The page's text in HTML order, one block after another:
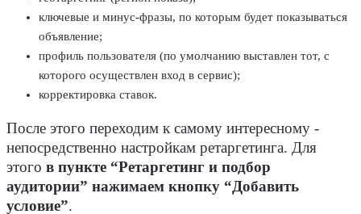
ключевые и минус-фразы, по которым будет показываться
объявление;
профиль пользователя (по умолчанию выставлен тот, с
которого осуществлен вход в сервис);
корректировка ставок.
После этого переходим к самому интересному -
непосредственно настройкам ретаргетинга. Для
этого в пункте “Ретаргетинг и подбор
аудитории” нажимаем кнопку “Добавить
условие”.